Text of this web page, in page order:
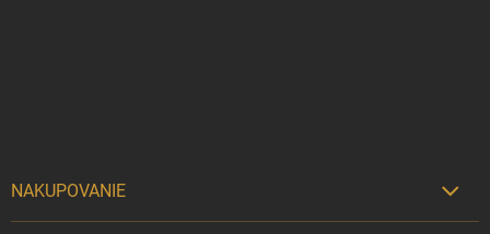
NAKUPOVANIE 